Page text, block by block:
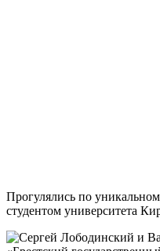
Прогулялись по
студентом университета